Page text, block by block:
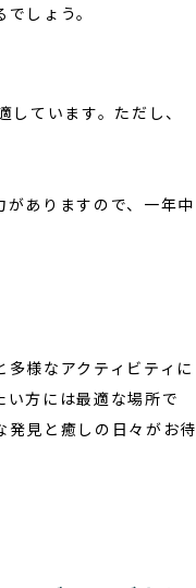
しょう。
ています。ただし、
ありますので、一年中
様なアクティビティに
方には最適な場所で
見と癒しの日々がお待